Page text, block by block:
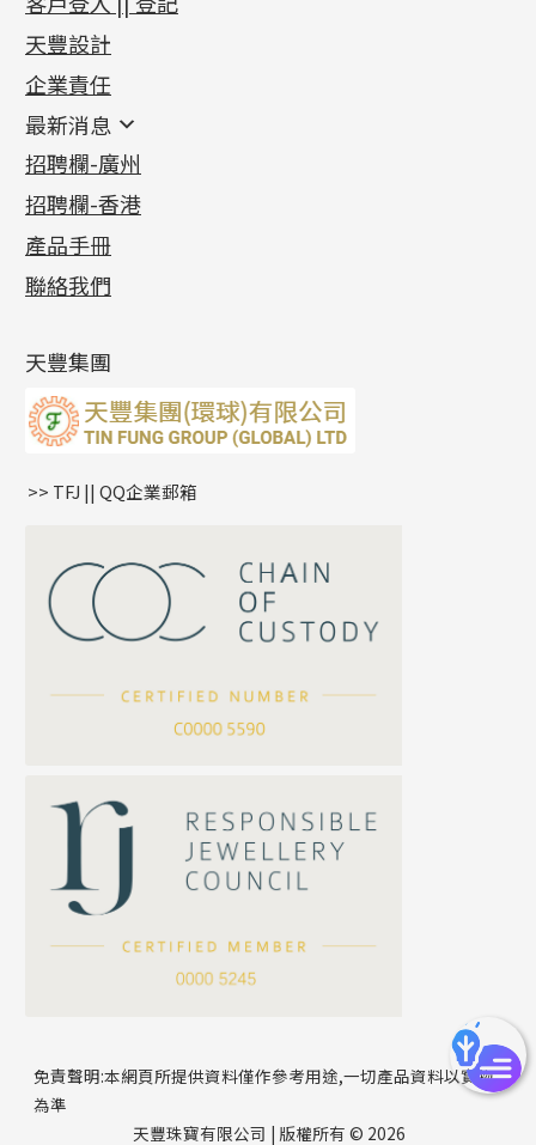
公司名稱
聯絡電話
足金系列
足金配件
機織鏈系列
珠仔鏈
镶口链
管狀網鏈
十字車花鏈系列
十字閃O鏈系列
十字錘打鏈系列
側身車花鏈系列
側身鏈系列
雙十字鏈系列
水波鏈系列
蛇骨鏈系列
鏈尾系列
嘴唇鏈系列
S車花鏈系列
珍珠鏈系列
坦克鏈系列
滿天星鏈系列
方假繩鏈系列
首飾配件
耳環類配件
卷迫系列
螺絲迫系列
梅花迫系列
平臺迫系列
綫拍系列
美拍系列
耳環扣系列
耳綫/耳鈎系列
耳環爪頭
耳環
鏈類配件
動感車花吊墜
調節珠系列
生圈扣系列
龍蝦扣系列
鴨俐制系列
字母吊墜
相盒吊墜
項鏈吊墜
生肖吊墜
星座吊墜
珠扣
其他類配件
珠盤系列
袖口鈕系列
焊片及鐳射綫
空心車花管
珠類配件
無孔光身珠
空心光身珠
無孔批花珠
鑲口類
四爪頭系列
六爪頭系列
車花片
動感車花片
鑲口戒指
鑲口手鏈系列
首飾系列
手镯系列
戒指系列
空心耳環
空心车花管首饰链
空心手鐲系列
貴金屬原料
千足金
記憶金屬系列
記憶戒指
拉簧珠珠手鏈
記憶鈦手鐲
天豐設計
企業責任
最新消息
最新消息
各項證書(2)
相片集(9)
展覽會資訊
最新產品資訊
招聘欄-廣州
招聘欄-香港
產品手冊
聯絡我們
天豐集團
>> TFJ || QQ企業郵箱
免責聲明:本網頁所提供資料僅作參考用途,一切產品資料以實物
為準
天豐珠寶有限公司 | 版權所有 © 2026